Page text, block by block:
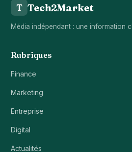
T Tech2Market
Média indépendant : une information
Rubriques
Finance
Marketing
Entreprise
Digital
Actualités